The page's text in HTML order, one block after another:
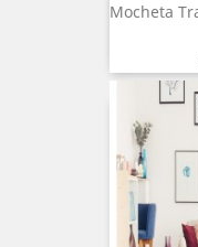
Mocheta